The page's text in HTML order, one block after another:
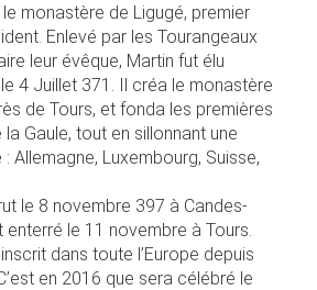
monastère de Ligugé, premier
Enlevé par les Tourangeaux
leur évêque, Martin fut élu
4 Juillet 371. Il créa le monastère
de Tours, et fonda les premières
Gaule, tout en sillonnant une
: Allemagne, Luxembourg, Suisse,
le 8 novembre 397 à Candes-
enterré le 11 novembre à Tours.
dans toute l’Europe depuis
en 2016 que sera célébré le